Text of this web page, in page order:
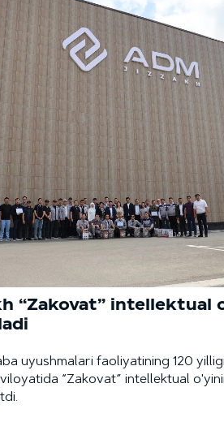
“Zakovat” intellektual
uyushmalari faoliyatining 120
“Zakovat” intellektual